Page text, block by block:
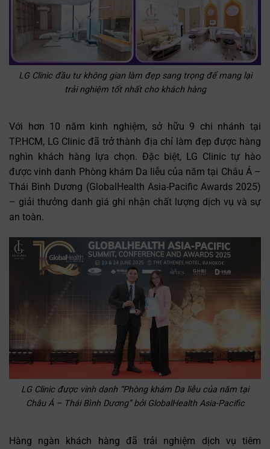
LG Clinic đầu tư không gian làm đẹp sang trọng để mang lại
trải nghiệm tốt nhất cho khách hàng
Với hơn 10 năm kinh nghiệm, sở hữu 9 chi nhánh tại
TP.HCM, LG Clinic đã trở thành địa chỉ làm đẹp được hàng
nghìn khách hàng lựa chọn. Đặc biệt, LG Clinic tự hào
được vinh danh Phòng khám Da liễu của năm tại Châu Á –
Thái Bình Dương (GlobalHealth Asia-Pacific Awards 2025)
– giải thưởng danh giá ghi nhận chất lượng dịch vụ và sự
an toàn.
LG Clinic được vinh danh “Phòng khám Da liễu của năm tại
Châu Á – Thái Bình Dương” bởi GlobalHealth Asia-Pacific
Hàng ngàn khách hàng đã trải nghiệm dịch vụ tiêm